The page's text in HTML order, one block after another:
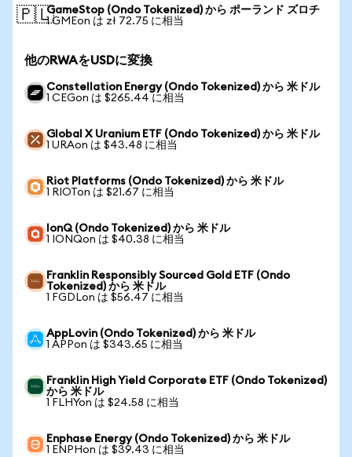
🇵🇱GameStop (Ondo Tokenized) から ポーランド ズロチ
1 GMEon は zł 72.75 に相当
他のRWAをUSDに変換
Constellation Energy (Ondo Tokenized) から 米ドル
1 CEGon は $265.44 に相当
Global X Uranium ETF (Ondo Tokenized) から 米ドル
1 URAon は $43.48 に相当
Riot Platforms (Ondo Tokenized) から 米ドル
1 RIOTon は $21.67 に相当
IonQ (Ondo Tokenized) から 米ドル
1 IONQon は $40.38 に相当
Franklin Responsibly Sourced Gold ETF (Ondo
Tokenized) から 米ドル
1 FGDLon は $56.47 に相当
AppLovin (Ondo Tokenized) から 米ドル
1 APPon は $343.65 に相当
Franklin High Yield Corporate ETF (Ondo Tokenized)
から 米ドル
1 FLHYon は $24.58 に相当
Enphase Energy (Ondo Tokenized) から 米ドル
1 ENPHon は $39.43 に相当